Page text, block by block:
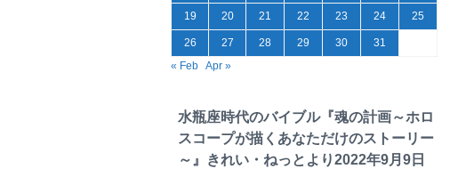
19 20 21 22 23 24 25
26 27 28 29 30
31
« Feb Apr »
水瓶座時代のバイブル『魂の計画～ホロ
スコープが描くあなただけのストーリー
～』きれい・ねっとより2022年9月9日